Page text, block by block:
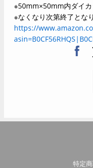
※50mm×50mm内ダイカ
※なくなり次第終了となり
https://
特定